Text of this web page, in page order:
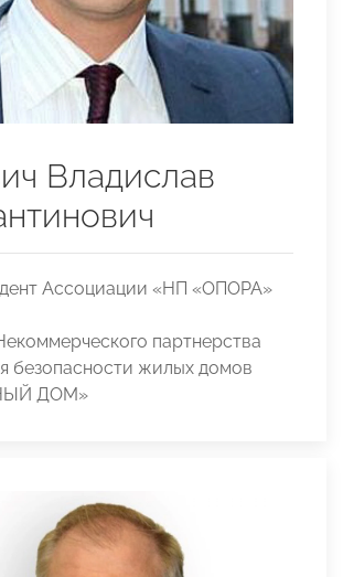
Владислав
Ассоциации «НП «ОПОРА»
партнерства
безопасности жилых домов
ДОМ»